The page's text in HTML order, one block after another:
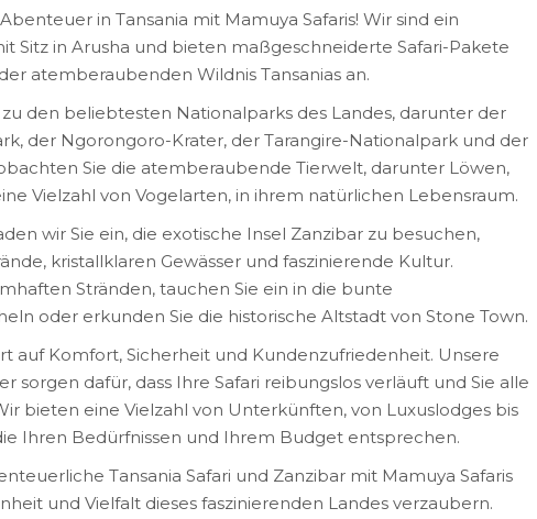
in Tansania mit Mamuya Safaris! Wir sind ein
Sitz in Arusha und bieten maßgeschneiderte Safari-Pakete
atemberaubenden Wildnis Tansanias an.
den beliebtesten Nationalparks des Landes, darunter der
der Ngorongoro-Krater, der Tarangire-Nationalpark und der
Sie die atemberaubende Tierwelt, darunter Löwen,
Vielzahl von Vogelarten, in ihrem natürlichen Lebensraum.
wir Sie ein, die exotische Insel Zanzibar zu besuchen,
kristallklaren Gewässer und faszinierende Kultur.
Stränden, tauchen Sie ein in die bunte
oder erkunden Sie die historische Altstadt von Stone Town.
auf Komfort, Sicherheit und Kundenzufriedenheit. Unsere
sorgen dafür, dass Ihre Safari reibungslos verläuft und Sie alle
bieten eine Vielzahl von Unterkünften, von Luxuslodges bis
Ihren Bedürfnissen und Ihrem Budget entsprechen.
Tansania Safari und Zanzibar mit Mamuya Safaris
und Vielfalt dieses faszinierenden Landes verzaubern.